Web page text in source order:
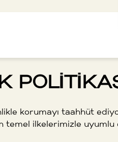
korumayı taahhüt
ilkelerimizle uyumlu